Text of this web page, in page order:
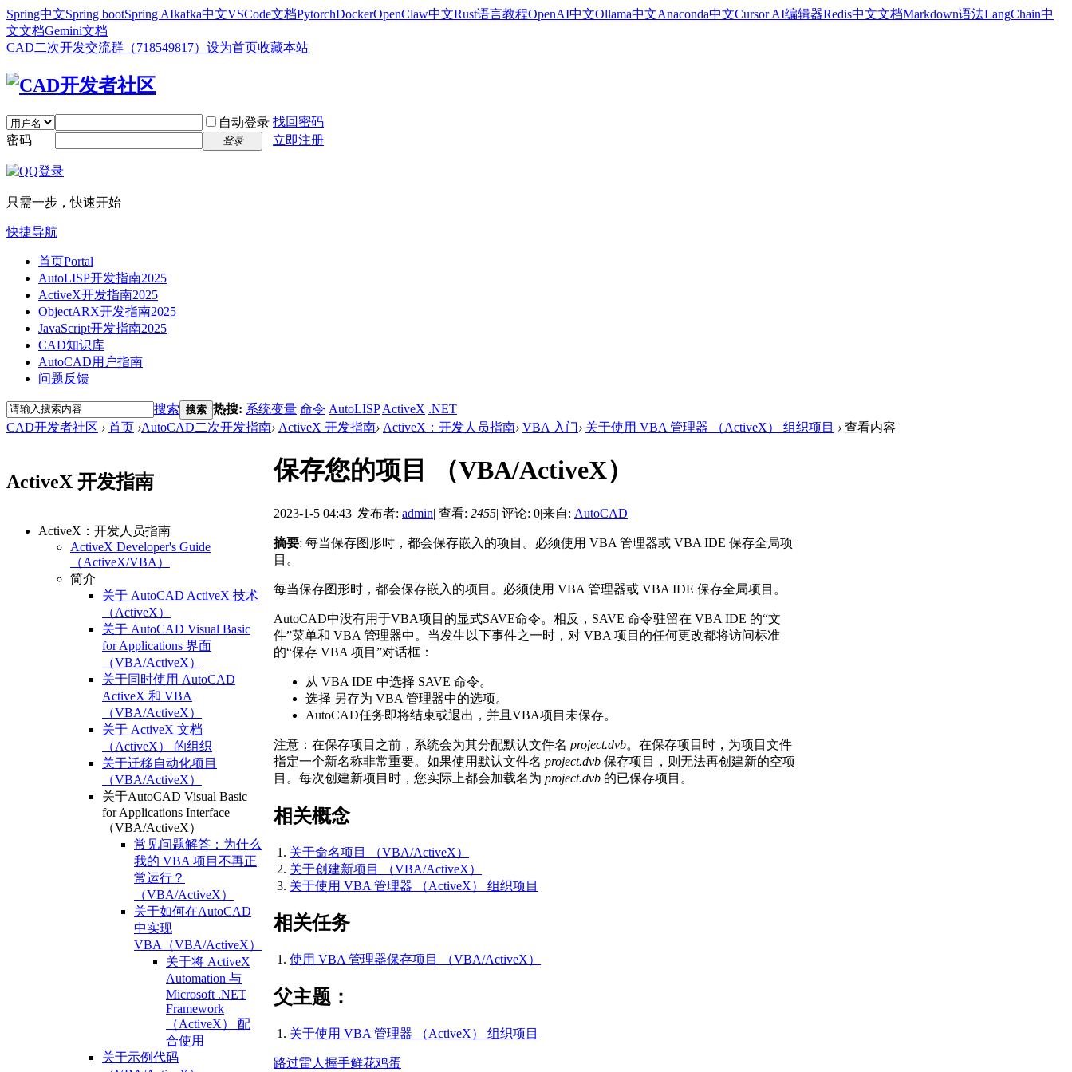
Spring中文Spring bootSpring AIkafka中文VSCode文档PytorchDockerOpenClaw中文Rust语言教程OpenAI中文Ollama中文Anaconda中文Cursor AI编辑器Redis中文文档Markdown语法LangChain中
文文档Gemini文档
CAD二次开发交流群（718549817） 设为首页收藏本站
自动登录 找回密码
密码
登录 立即注册
只需一步，快速开始
快捷导航
首页Portal
AutoLISP开发指南2025
ActiveX开发指南2025
ObjectARX开发指南2025
JavaScript开发指南2025
CAD知识库
AutoCAD用户指南
问题反馈
搜索 搜索 热搜: 系统变量 命令 AutoLISP ActiveX .NET
CAD开发者社区 › 首页 ›AutoCAD二次开发指南› ActiveX 开发指南› ActiveX：开发人员指南› VBA 入门› 关于使用 VBA 管理器 （ActiveX） 组织项目 › 查看内容
ActiveX 开发指南
ActiveX：开发人员指南
ActiveX Developer's Guide
（ActiveX/VBA）
简介
关于 AutoCAD ActiveX 技术
（ActiveX）
关于 AutoCAD Visual Basic
for Applications 界面
（VBA/ActiveX）
关于同时使用 AutoCAD
ActiveX 和 VBA
（VBA/ActiveX）
关于 ActiveX 文档
（ActiveX） 的组织
关于迁移自动化项目
（VBA/ActiveX）
关于AutoCAD Visual Basic
for Applications Interface
（VBA/ActiveX）
常见问题解答：为什么
我的 VBA 项目不再正
常运行？
（VBA/ActiveX）
关于如何在AutoCAD
中实现
VBA（VBA/ActiveX）
关于将 ActiveX
Automation 与
Microsoft .NET
Framework
（ActiveX） 配
合使用
关于示例代码
保存您的项目 （VBA/ActiveX）
2023-1-5 04:43| 发布者: admin| 查看: 2455| 评论: 0|来自: AutoCAD
摘要: 每当保存图形时，都会保存嵌入的项目。必须使用 VBA 管理器或 VBA IDE 保存全局项
目。
每当保存图形时，都会保存嵌入的项目。必须使用 VBA 管理器或 VBA IDE 保存全局项目。
AutoCAD中没有用于VBA项目的显式SAVE命令。相反，SAVE 命令驻留在 VBA IDE 的“文
件”菜单和 VBA 管理器中。当发生以下事件之一时，对 VBA 项目的任何更改都将访问标准
的“保存 VBA 项目”对话框：
从 VBA IDE 中选择 SAVE 命令。
选择 另存为 VBA 管理器中的选项。
AutoCAD任务即将结束或退出，并且VBA项目未保存。
注意： 在保存项目之前，系统会为其分配默认文件名 project.dvb。在保存项目时，为项目文件
指定一个新名称非常重要。如果使用默认文件名 project.dvb 保存项目，则无法再创建新的空项
目。每次创建新项目时，您实际上都会加载名为 project.dvb 的已保存项目。
相关概念
关于命名项目 （VBA/ActiveX）
关于创建新项目 （VBA/ActiveX）
关于使用 VBA 管理器 （ActiveX） 组织项目
相关任务
使用 VBA 管理器保存项目 （VBA/ActiveX）
父主题：
关于使用 VBA 管理器 （ActiveX） 组织项目
路过雷人 握手鲜花鸡蛋